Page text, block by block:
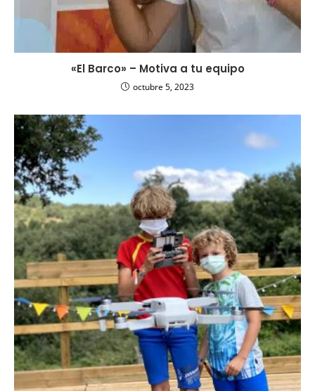
«El Barco» – Motiva a tu equipo
octubre 5, 2023